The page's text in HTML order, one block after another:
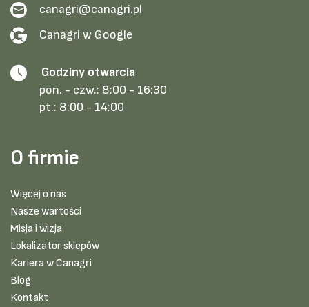
canagri@canagri.pl
Canagri w Google
Godziny otwarcia
pon. - czw.: 8:00 - 16:30
pt.: 8:00 - 14:00
O firmie
Więcej o nas
Nasze wartości
Misja i wizja
Lokalizator sklepów
Kariera w Canagri
Blog
Kontakt